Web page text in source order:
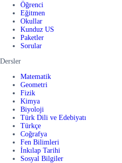
Öğrenci
Eğitmen
Okullar
Kunduz US
Paketler
Sorular
Dersler
Matematik
Geometri
Fizik
Kimya
Biyoloji
Türk Dili ve Edebiyatı
Türkçe
Coğrafya
Fen Bilimleri
İnkılap Tarihi
Sosyal Bilgiler